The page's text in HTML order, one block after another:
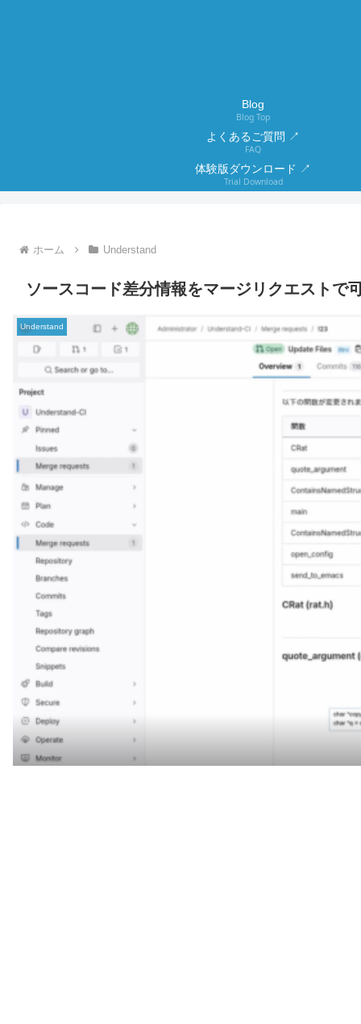
Blog
Blog Top
よくあるご質問 ↗
FAQ
体験版ダウンロード ↗
Trial Download
ホーム Understand
ソースコード差分情報をマージリクエストで
Understand